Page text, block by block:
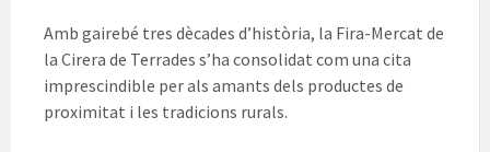
Amb gairebé tres dècades d’història, la Fira-Mercat de
la Cirera de Terrades s’ha consolidat com una cita
imprescindible per als amants dels productes de
proximitat i les tradicions rurals.